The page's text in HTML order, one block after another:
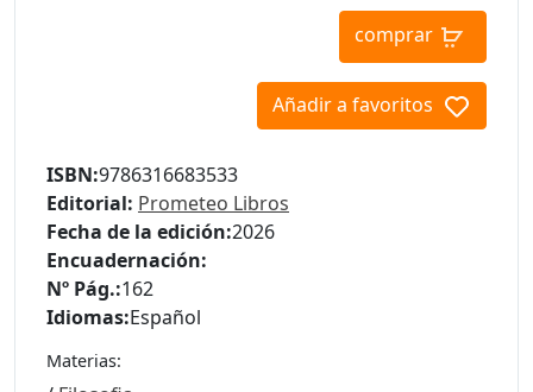
comprar
Añadir a favoritos
ISBN:9786316683533
Editorial: Prometeo Libros
Fecha de la edición:2026
Encuadernación:
Nº Pág.:162
Idiomas:Español
Materias: